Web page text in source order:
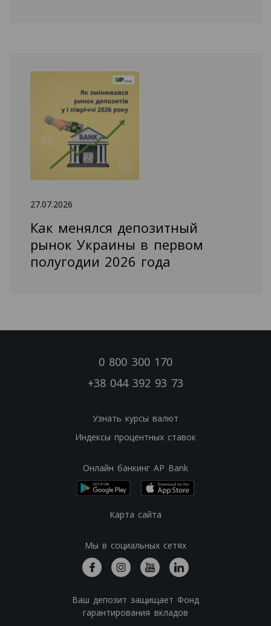
27.07.2026
Как менялся депозитный
рынок Украины в первом
полугодии 2026 года
0 800 300 170
+38 044 392 93 73
Узнать курсы валют
Индексы процентных ставок
Онлайн банкинг AP Bank
Карта сайта
Мы в социальных сетях
Ваш депозит защищает Фонд
гарантирования вкладов